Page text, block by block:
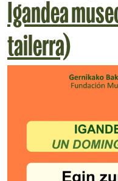
Igandea
tailerra)